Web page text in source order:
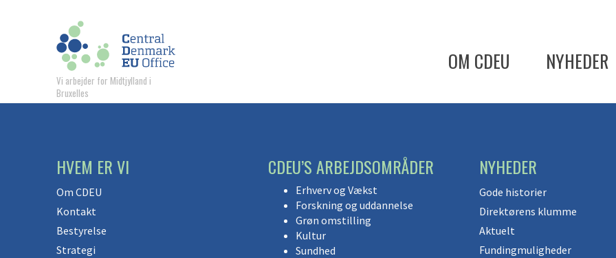
Vi arbejder for Midtjylland i
Bruxelles
OM CDEU NYHEDER
HVEM ER VI
Om CDEU
Kontakt
Bestyrelse
Strategi
CDEU’S ARBEJDSOMRÅDER
Erhverv og Vækst
Forskning og uddannelse
Grøn omstilling
Kultur
Sundhed
NYHEDER
Gode historier
Direktørens klumme
Aktuelt
Fundingmuligheder